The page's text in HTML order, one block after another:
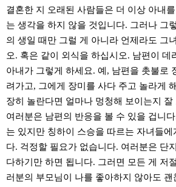
결혼한 지 오래된 사람들은 더 이상 아내
는 생각을 하지 않을 것입니다. 그러나 그
의 생일 때만 그럴 게 아니라 언제라도 그
오. 혹은 같이 외식을 하십시오. 남편이 데
아내가 그렇게 하세요. 예, 남편을 촛불로
려가고, 그에게 장미를 사다 주고 놀라게
장히 놀란다면 얼마나 멍청해 보이는지
여러분은 남편의 반응을 볼 수 있을 겁니
는 있지만 칭하이 스승을 따르는 자녀들에
다. 걱정할 필요가 없습니다. 여러분은 단
다하기만 하면 됩니다. 그러면 모든 게 저
러분의 부모님이 나를 좋아하지 않아도 괜